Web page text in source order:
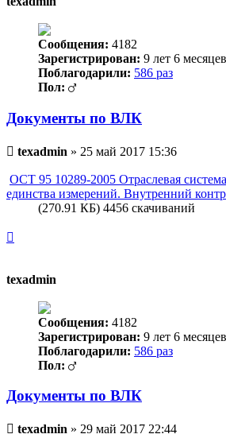
Сообщения: 4182
Зарегистрирован: 9 лет 6 месяцев
Поблагодарили: 586 раз
Пол:
Документы по ВЛК
Непрочитанное
texadmin » 25 май 2017 15:36
ОСТ 95 10289-2005 Отраслевая
единства измерений. Внутренний
(270.91 КБ) 4456 скачиваний
texadmin
Сообщения: 4182
Зарегистрирован: 9 лет 6 месяцев
Поблагодарили: 586 раз
Пол:
Документы по ВЛК
Непрочитанное
texadmin » 29 май 2017 22:44